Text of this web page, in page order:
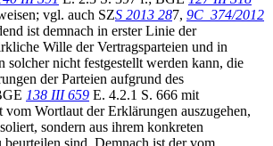
vgl. auch SZS 2013 287, 9C_374/2012
ist demnach in erster Linie der
Wille der Vertragsparteien und in
solcher nicht festgestellt werden kann, die
der Parteien aufgrund des
138 III 659 E. 4.2.1 S. 666 mit
Wortlaut der Erklärungen auszugehen,
sondern aus ihrem konkreten
beurteilen sind. Demnach ist der vom